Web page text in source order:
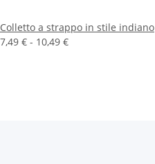
Colletto a strappo in stile indiano
7,49 € - 10,49 €